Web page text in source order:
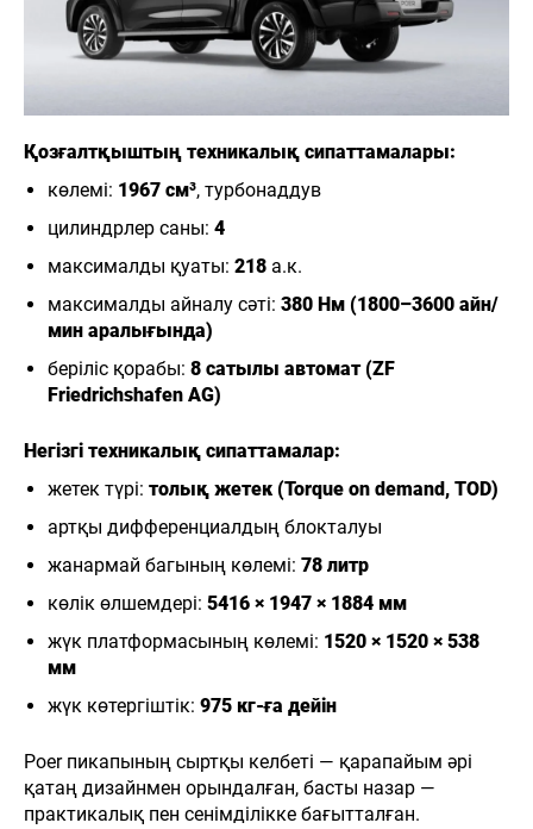
Қозғалтқыштың техникалық сипаттамалары:
көлемі: 1967 см³, турбонаддув
цилиндрлер саны: 4
максималды қуаты: 218 а.к.
максималды айналу сәті: 380 Нм (1800–3600 айн/
мин аралығында)
беріліс қорабы: 8 сатылы автомат (ZF
Friedrichshafen AG)
Негізгі техникалық сипаттамалар:
жетек түрі: толық жетек (Torque on demand, TOD)
артқы дифференциалдың блокталуы
жанармай багының көлемі: 78 литр
көлік өлшемдері: 5416 × 1947 × 1884 мм
жүк платформасының көлемі: 1520 × 1520 × 538
мм
жүк көтергіштік: 975 кг-ға дейін
Poer пикапының сыртқы келбеті — қарапайым әрі
қатаң дизайнмен орындалған, басты назар —
практикалық пен сенімділікке бағытталған.